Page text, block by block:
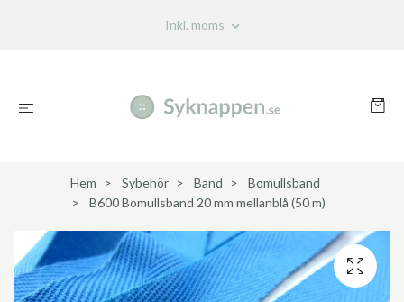
Inkl. moms
Hem Sybehör Band
Bomullsband
B600 Bomullsband 20 mm mellanblå (50 m)